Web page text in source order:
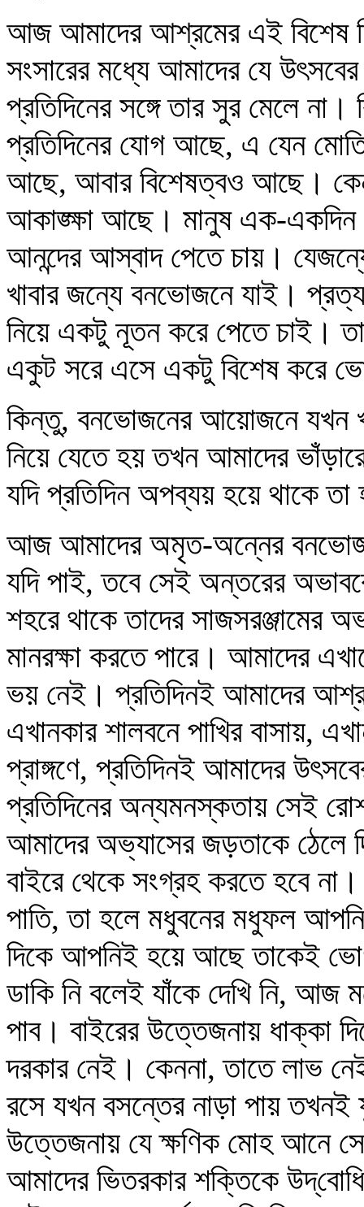
আজ আমাদের আশ্রমের এই বিশেষ
সংসারের মধ্যে আমাদের যে
প্রতিদিনের সঙ্গে তার সুর মেলে
প্রতিদিনের যোগ আছে, এ যেন
আছে, আবার বিশেষত্বও আছে।
আকাঙ্ক্ষা আছে। মানুষ এক-একদিন
আনন্দের আস্বাদ পেতে চায়।
খাবার জন্যে বনভোজনে যাই।
নিয়ে একটু নূতন করে পেতে
একুট সরে এসে একটু বিশেষ করে
কিন্তু, বনভোজনের আয়োজনে যখন
নিয়ে যেতে হয় তখন আমাদের
যদি প্রতিদিন অপব্যয় হয়ে থাকে তা
আজ আমাদের অমৃত-অন্নের
যদি পাই, তবে সেই অন্তরের
শহরে থাকে তাদের সাজসরঞ্জামের
মানরক্ষা করতে পারে। আমাদের
ভয় নেই। প্রতিদিনই আমাদের
এখানকার শালবনে পাখির বাসায়,
প্রাঙ্গণে, প্রতিদিনই আমাদের
প্রতিদিনের অন্যমনস্কতায় সেই
আমাদের অভ্যাসের জড়তাকে ঠেলে
বাইরে থেকে সংগ্রহ করতে হবে
পাতি, তা হলে মধুবনের মধুফল
দিকে আপনিই হয়ে আছে তাকেই
ডাকি নি বলেই যাঁকে দেখি নি, আজ
পাব। বাইরের উত্তেজনায় ধাক্কা
দরকার নেই। কেননা, তাতে লাভ
রসে যখন বসন্তের নাড়া পায়
উত্তেজনায় যে ক্ষণিক মোহ আনে
আমাদের ভিতরকার শক্তিকে